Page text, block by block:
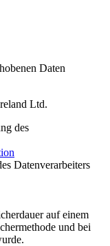
Daten
Ltd.
des
Datenverarbeiters
auf einem
und bei